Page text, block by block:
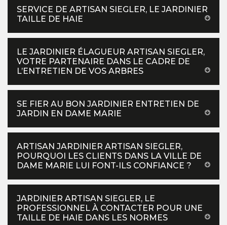
SERVICE DE ARTISAN SIEGLER, LE JARDINIER
TAILLE DE HAIE
LE JARDINIER ÉLAGUEUR ARTISAN SIEGLER,
VOTRE PARTENAIRE DANS LE CADRE DE
L’ENTRETIEN DE VOS ARBRES
SE FIER AU BON JARDINIER ENTRETIEN DE
JARDIN EN DAME MARIE
ARTISAN JARDINIER ARTISAN SIEGLER,
POURQUOI LES CLIENTS DANS LA VILLE DE
DAME MARIE LUI FONT-ILS CONFIANCE ?
JARDINIER ARTISAN SIEGLER, LE
PROFESSIONNEL À CONTACTER POUR UNE
TAILLE DE HAIE DANS LES NORMES